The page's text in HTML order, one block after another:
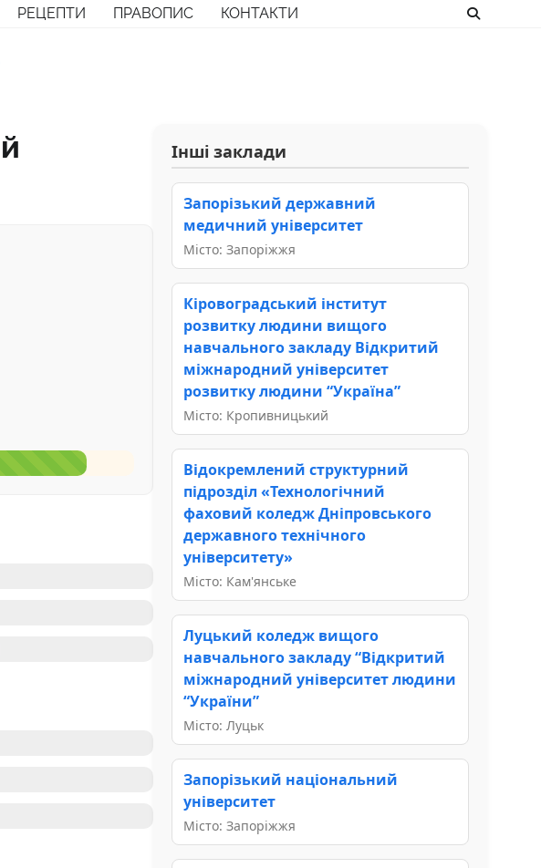
РЕЦЕПТИ ПРАВОПИС КОНТАКТИ
Інші заклади
Запорізький державний
медичний університет
Місто: Запоріжжя
Кіровоградський інститут
розвитку людини вищого
навчального закладу Відкритий
міжнародний університет
розвитку людини “Україна”
Місто: Кропивницький
Відокремлений структурний
підрозділ «Технологічний
фаховий коледж Дніпровського
державного технічного
університету»
Місто: Кам'янське
Луцький коледж вищого
навчального закладу “Відкритий
міжнародний університет людини
“України”
Місто: Луцьк
Запорізький національний
університет
Місто: Запоріжжя